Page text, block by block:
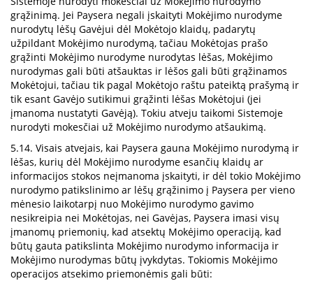
grąžinimą. Jei Paysera negali įskaityti Mokėjimo nurodyme
nurodytų lėšų Gavėjui dėl Mokėtojo klaidų, padarytų
užpildant Mokėjimo nurodymą, tačiau Mokėtojas prašo
grąžinti Mokėjimo nurodyme nurodytas lėšas, Mokėjimo
nurodymas gali būti atšauktas ir lėšos gali būti grąžinamos
Mokėtojui, tačiau tik pagal Mokėtojo raštu pateiktą prašymą ir
tik esant Gavėjo sutikimui grąžinti lėšas Mokėtojui (jei
įmanoma nustatyti Gavėją). Tokiu atveju taikomi Sistemoje
nurodyti mokesčiai už Mokėjimo nurodymo atšaukimą.
5.14. Visais atvejais, kai Paysera gauna Mokėjimo nurodymą ir
lėšas, kurių dėl Mokėjimo nurodyme esančių klaidų ar
informacijos stokos neįmanoma įskaityti, ir dėl tokio Mokėjimo
nurodymo patikslinimo ar lėšų grąžinimo į Paysera per vieno
mėnesio laikotarpį nuo Mokėjimo nurodymo gavimo
nesikreipia nei Mokėtojas, nei Gavėjas, Paysera imasi visų
įmanomų priemonių, kad atsektų Mokėjimo operaciją, kad
būtų gauta patikslinta Mokėjimo nurodymo informacija ir
Mokėjimo nurodymas būtų įvykdytas. Tokiomis Mokėjimo
operacijos atsekimo priemonėmis gali būti: